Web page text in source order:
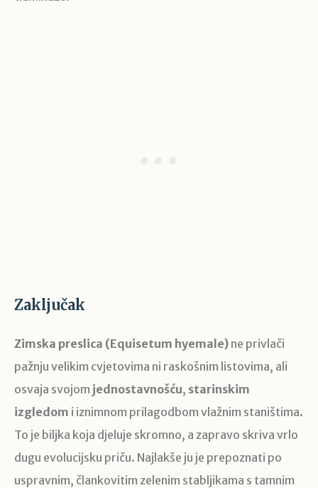
Zaključak
Zimska preslica (Equisetum hyemale) ne privlači
pažnju velikim cvjetovima ni raskošnim listovima, ali
osvaja svojom jednostavnošću, starinskim
izgledom i iznimnom prilagodbom vlažnim staništima.
To je biljka koja djeluje skromno, a zapravo skriva vrlo
dugu evolucijsku priču. Najlakše ju je prepoznati po
uspravnim, člankovitim zelenim stabljikama s tamnim